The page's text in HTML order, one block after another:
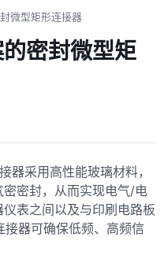
微型矩形连接器
密封微型矩
器采用高性能玻璃材料，
密封，从而实现电气/电
表之间以及与印刷电路板
器可确保低频、高频信